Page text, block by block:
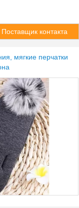
Поставщик контакта
мягкие перчатки